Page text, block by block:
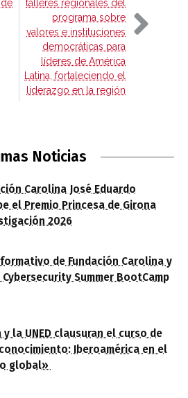
talleres regionales del
programa sobre
valores e instituciones
democráticas para
líderes de América
Latina, fortaleciendo el
liderazgo en la región
Noticias
Carolina José Eduardo
el Premio Princesa de Girona
2026
de Fundación Carolina y
Summer BootCamp
la UNED clausuran el curso de
Iberoamérica en el
global»